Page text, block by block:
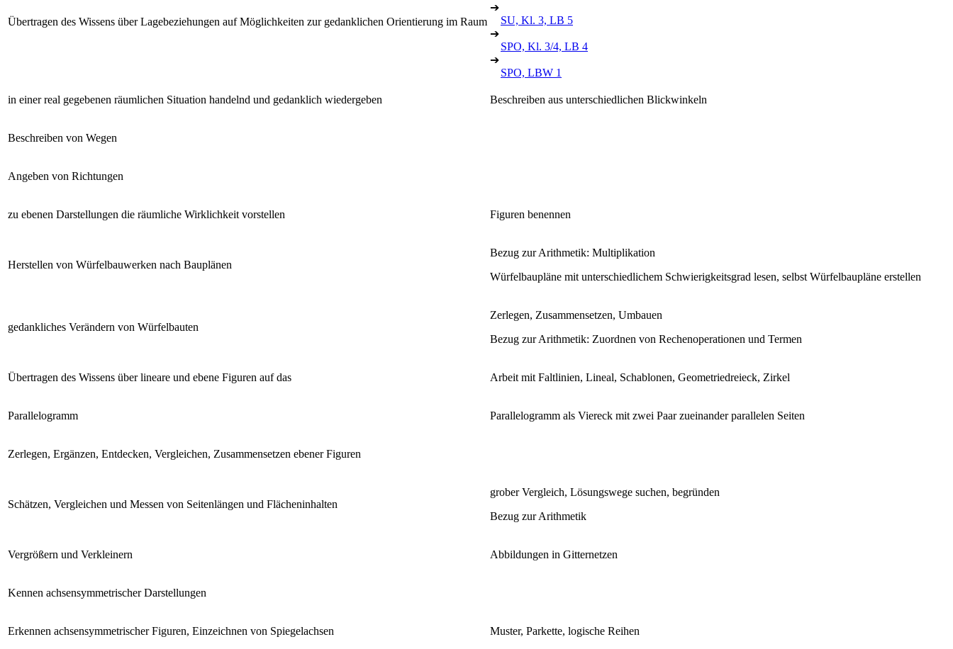
Übertragen des Wissens über Lagebeziehungen auf Möglichkeiten zur gedanklichen Orientierung im Raum
➔
SU, Kl. 3, LB 5
➔
SPO, Kl. 3/4, LB 4
➔
SPO, LBW 1
in einer real gegebenen räumlichen Situation handelnd und gedanklich wiedergeben Beschreiben aus unterschiedlichen Blickwinkeln
Beschreiben von Wegen
Angeben von Richtungen
zu ebenen Darstellungen die räumliche Wirklichkeit vorstellen Figuren benennen
Herstellen von Würfelbauwerken nach Bauplänen
Bezug zur Arithmetik: Multiplikation
Würfelbaupläne mit unterschiedlichem Schwierigkeitsgrad lesen, selbst Würfelbaupläne erstellen
gedankliches Verändern von Würfelbauten
Zerlegen, Zusammensetzen, Umbauen
Bezug zur Arithmetik: Zuordnen von Rechenoperationen und Termen
Übertragen des Wissens über lineare und ebene Figuren auf das Arbeit mit Faltlinien, Lineal, Schablonen, Geometriedreieck, Zirkel
Parallelogramm Parallelogramm als Viereck mit zwei Paar zueinander parallelen Seiten
Zerlegen, Ergänzen, Entdecken, Vergleichen, Zusammensetzen ebener Figuren
Schätzen, Vergleichen und Messen von Seitenlängen und Flächeninhalten
grober Vergleich, Lösungswege suchen, begründen
Bezug zur Arithmetik
Vergrößern und Verkleinern Abbildungen in Gitternetzen
Kennen achsensymmetrischer Darstellungen
Erkennen achsensymmetrischer Figuren, Einzeichnen von Spiegelachsen Muster, Parkette, logische Reihen